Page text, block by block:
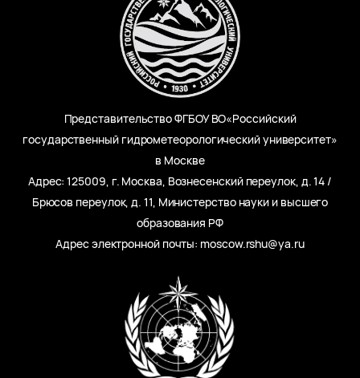
Представительство ФГБОУ ВО«Российский
государственный гидрометеорологический университет»
в Москве
Адрес: 125009, г. Москва, Вознесенский переулок, д. 14 /
Брюсов переулок, д. 11, Министерство науки и высшего
образования РФ
Адрес электронной почты: moscow.rshu@ya.ru